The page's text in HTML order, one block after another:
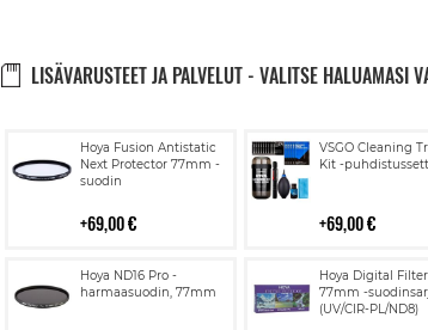
LISÄVARUSTEET JA PALVELUT - VALITSE HALUAMASI
Hoya Fusion Antistatic
Next Protector 77mm -
suodin
69,00 €
Lisää
ostoskoriin
VSGO Cleaning
Kit -
69,00 €
Lisää
ostoskoriin
Hoya ND16 Pro -
harmaasuodin, 77mm
Lisää
ostoskoriin
Hoya Digital
77mm -
(UV/CIR-PL/ND8)
Lisää
ostoskoriin